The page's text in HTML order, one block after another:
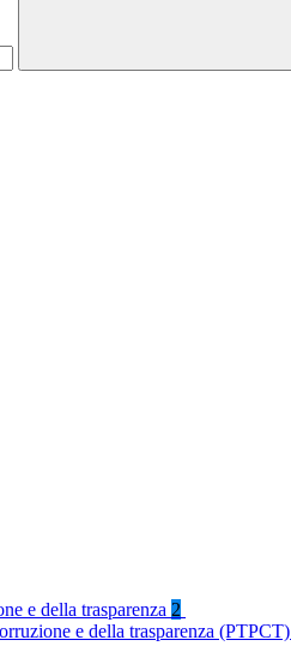
e della trasparenza 2
e della trasparenza (PTPCT)